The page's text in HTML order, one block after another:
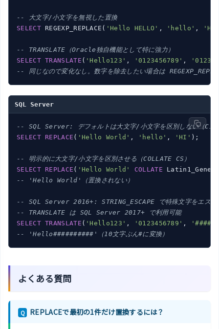
-- 大文字/小文字を無視した置換
SELECT REGEXP_REPLACE( 'Hello HELLO' , 'hello' ,
-- TRANSLATE（Oracle独自機能として特に強力）
SELECT TRANSLATE ( 'Hello123' , '0123456789' ,
-- 同じなので変化なし。数字を除去したい場合は
SQL Server
-- SQL Server: デフォルトは大文字/小文字を区別しない（
SELECT
REPLACE ( 'Hello World' , 'hello' , 'HI' );
-- 明示的に大文字/小文字を区別させる（COLLATE CS）
SELECT
REPLACE ( 'Hello World' COLLATE
-- 'Hello World'（置換されない）
-- SQL Server 2016+: STRING_ESCAPE で特殊文字をエスケ
-- TRANSLATE は SQL Server 2017+ で利用可能
SELECT TRANSLATE ( 'Hello123' , '0123456789' ,
-- 'Hello##########'（10文字ぶん#に変換）
よくある質問
Q REPLACEで最初の1件だけ置換するには？